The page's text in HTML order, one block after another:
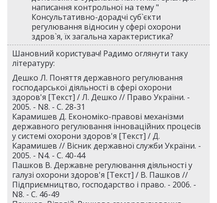
написання контрольної на тему "
Консультативно-дорадчі суб`єкти
регулювання відносин у сфері охорони
здров`я, їх загальна характеристика?
Шановний користувач! Радимо оглянути таку
літературу:
Дешко Л. Поняття державного регулювання
господарської діяльності в сфері охорони
здоров'я [Текст] / Л. Дешко // Право України. -
2005. - N8. - С. 28-31
Карамишев Д. Економіко-правові механізми
державного регулювання інноваційних процесів
у системі охорони здоров'я [Текст] / Д.
Карамишев // Вісник державної служби України. -
2005. - N4. - С. 40-44
Пашков В. Державне регулювання діяльності у
галузі охорони здоров'я [Текст] / В. Пашков //
Підприємництво, господарство і право. - 2006. -
N8. - С. 46-49